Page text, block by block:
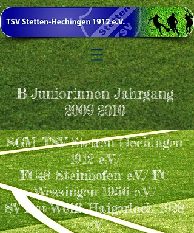
B-Juniorinnen Jahrgang
2009-2010
SGM TSV Stetten Hechingen
1912 e.V./
FC48 Steinhofen e.V./ FC
Wessingen 1956 e.V./
SV Rot-Weiß Haigerloch 1928
e.V.